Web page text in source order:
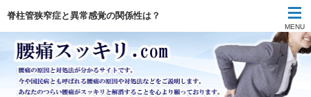
脊柱管狭窄症と異常感覚の関係性は？
MENU